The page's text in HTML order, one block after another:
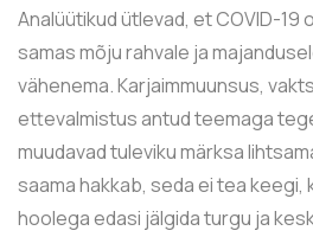
Analüütikud ütlevad, et COVID-19
samas mõju rahvale ja
vähenema. Karjaimmuunsus,
ettevalmistus antud teemaga
muudavad tuleviku märksa
saama hakkab, seda ei tea keegi,
hoolega edasi jälgida turgu ja